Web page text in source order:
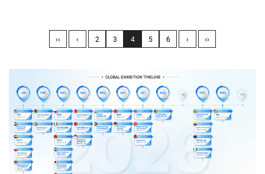
‹‹ ‹ 2 3 4 5 6 › ››